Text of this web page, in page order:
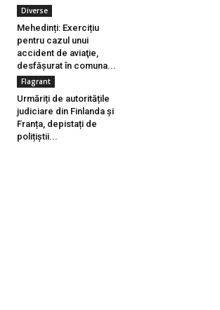
Diverse
Mehedinți: Exercițiu
pentru cazul unui
accident de aviaţie,
desfășurat în comuna...
Flagrant
Urmăriți de autoritățile
judiciare din Finlanda și
Franța, depistați de
polițiștii...